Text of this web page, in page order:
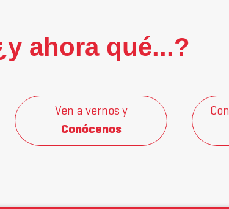
ahora qué...?
Ven a vernos y
Conócenos